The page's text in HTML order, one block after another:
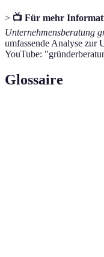
> 📺 Für mehr
Unternehmensberatung
umfassende Analyse zur
YouTube:
Glossaire